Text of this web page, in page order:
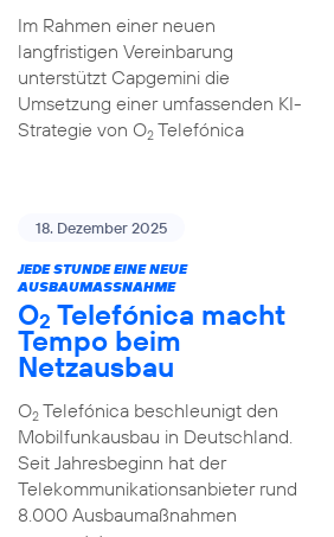
Im Rahmen einer neuen
langfristigen Vereinbarung
unterstützt Capgemini die
Umsetzung einer umfassenden KI-
Strategie von O2Telefónica
18. Dezember 2025
JEDE STUNDE EINE NEUE
AUSBAUMASSNAHME
O2 Telefónica macht
Tempo beim
Netzausbau
O2Telefónica beschleunigt den
Mobilfunkausbau in Deutschland.
Seit Jahresbeginn hat der
Telekommunikationsanbieter rund
8.000 Ausbaumaßnahmen